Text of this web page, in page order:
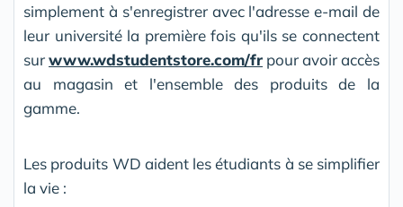
simplement à s'enregistrer avec l'adresse e-mail de
leur université la première fois qu'ils se connectent
surwww.wdstudentstore.com/fr pour avoir accès
au magasin et l'ensemble des produits de la
gamme.
Les produits WD aident les étudiants à se simplifier
la vie :